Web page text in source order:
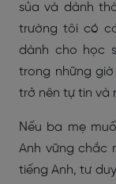
sủa và dành
trường tôi có
dành cho học
trong những
trở nên tự tin và
Nếu ba mẹ
Anh vững chắc
tiếng Anh, tư